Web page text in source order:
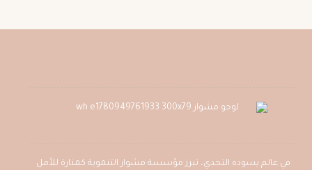
في عالم يسوده التحدي، تبرز مؤسسة مشوار التنموية كمنارة للأمل